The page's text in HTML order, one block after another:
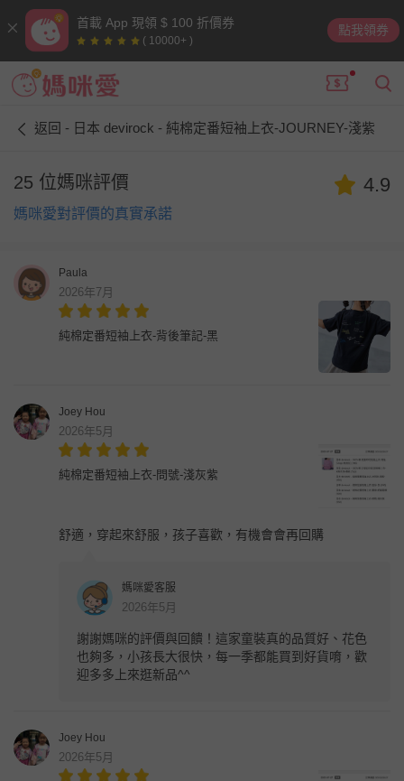
首載 App 現領 $ 100 折價券
( 10000+ )
點我領券
返回 - 日本 devirock - 純棉定番短袖上衣-JOURNEY-淺紫
25 位媽咪評價
媽咪愛對評價的真實承諾
4.9
Paula
2026年7月
純棉定番短袖上衣-背後筆記-黑
Joey Hou
2026年5月
純棉定番短袖上衣-問號-淺灰紫
舒適，穿起來舒服，孩子喜歡，有機會會再回購
媽咪愛客服
2026年5月
謝謝媽咪的評價與回饋！這家童裝真的品質好、花色
也夠多，小孩長大很快，每一季都能買到好貨唷，歡
迎多多上來逛新品^^
Joey Hou
2026年5月